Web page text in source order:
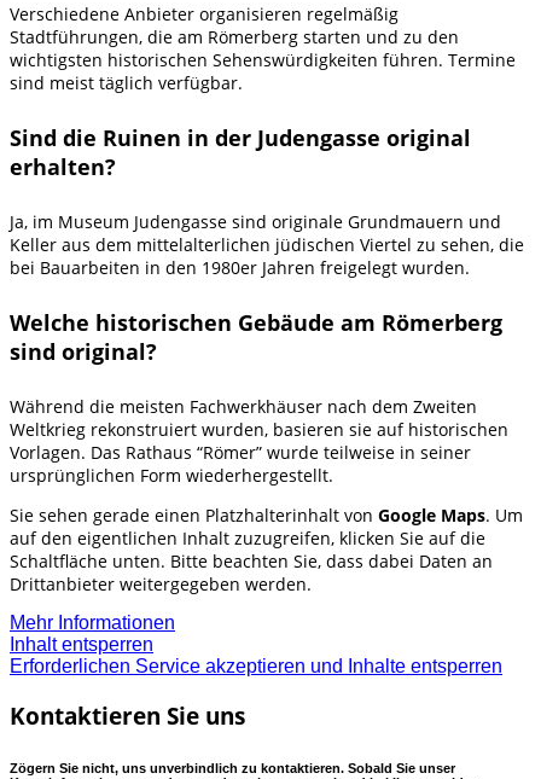
Verschiedene Anbieter organisieren regelmäßig
Stadtführungen, die am Römerberg starten und zu den
wichtigsten historischen Sehenswürdigkeiten führen. Termine
sind meist täglich verfügbar.
Sind die Ruinen in der Judengasse original
erhalten?
Ja, im Museum Judengasse sind originale Grundmauern und
Keller aus dem mittelalterlichen jüdischen Viertel zu sehen, die
bei Bauarbeiten in den 1980er Jahren freigelegt wurden.
Welche historischen Gebäude am Römerberg
sind original?
Während die meisten Fachwerkhäuser nach dem Zweiten
Weltkrieg rekonstruiert wurden, basieren sie auf historischen
Vorlagen. Das Rathaus “Römer” wurde teilweise in seiner
ursprünglichen Form wiederhergestellt.
Sie sehen gerade einen Platzhalterinhalt von Google Maps. Um
auf den eigentlichen Inhalt zuzugreifen, klicken Sie auf die
Schaltfläche unten. Bitte beachten Sie, dass dabei Daten an
Drittanbieter weitergegeben werden.
Mehr Informationen
Inhalt entsperren
Erforderlichen Service akzeptieren und Inhalte entsperren
Kontaktieren Sie uns
Zögern Sie nicht, uns unverbindlich zu kontaktieren. Sobald Sie unser